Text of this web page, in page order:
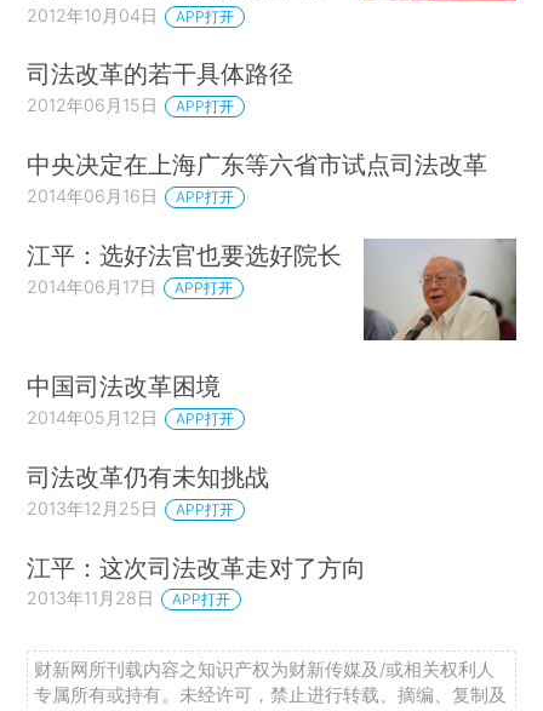
2012年10月04日 APP打开
司法改革的若干具体路径
2012年06月15日 APP打开
中央决定在上海广东等六省市试点司法改革
2014年06月16日 APP打开
江平：选好法官也要选好院长
2014年06月17日 APP打开
中国司法改革困境
2014年05月12日 APP打开
司法改革仍有未知挑战
2013年12月25日 APP打开
江平：这次司法改革走对了方向
2013年11月28日 APP打开
财新网所刊载内容之知识产权为财新传媒及/或相关权利人
专属所有或持有。未经许可，禁止进行转载、摘编、复制及